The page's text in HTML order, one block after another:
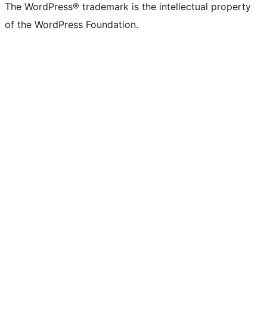
The WordPress® trademark is the intellectual property
of the WordPress Foundation.